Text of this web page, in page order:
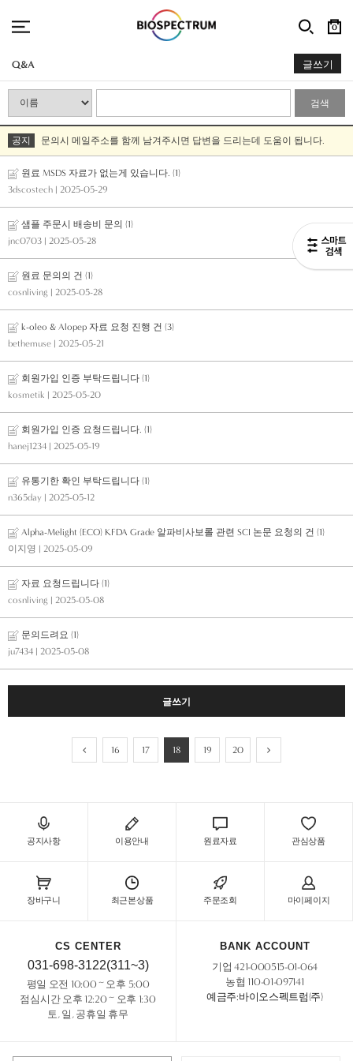
0
Q&A 글쓰기
검색
공지 문의시 메일주소를 함께 남겨주시면 답변을 드리는데 도움이 됩니다.
원료 MSDS 자료가 없는게 있습니다. (1)
3dscostech | 2025-05-29
샘플 주문시 배송비 문의 (1)
jnc0703 | 2025-05-28
원료 문의의 건 (1)
cosnliving | 2025-05-28
k-oleo & Alopep 자료 요청 진행 건 (3)
bethemuse | 2025-05-21
회원가입 인증 부탁드립니다 (1)
kosmetik | 2025-05-20
회원가입 인증 요청드립니다. (1)
hanej1234 | 2025-05-19
유통기한 확인 부탁드립니다 (1)
n365day | 2025-05-12
Alpha-Melight (ECO) KFDA Grade 알파비사보롤 관련 SCI 논문 요청의 건 (1)
이지영 | 2025-05-09
자료 요청드립니다 (1)
cosnliving | 2025-05-08
문의드려요 (1)
ju7434 | 2025-05-08
글쓰기
16 17 18 19 20
공지사항 이용안내 원료자료 관심상품
장바구니 최근본상품 주문조회 마이페이지
CS CENTER
031-698-3122(311~3)
평일 오전 10:00 ~ 오후 5:00
점심시간 오후 12:20 ~ 오후 1:30
토, 일, 공휴일 휴무
BANK ACCOUNT
기업 421-000515-01-064
농협 110-01-097141
예금주:바이오스펙트럼(주)